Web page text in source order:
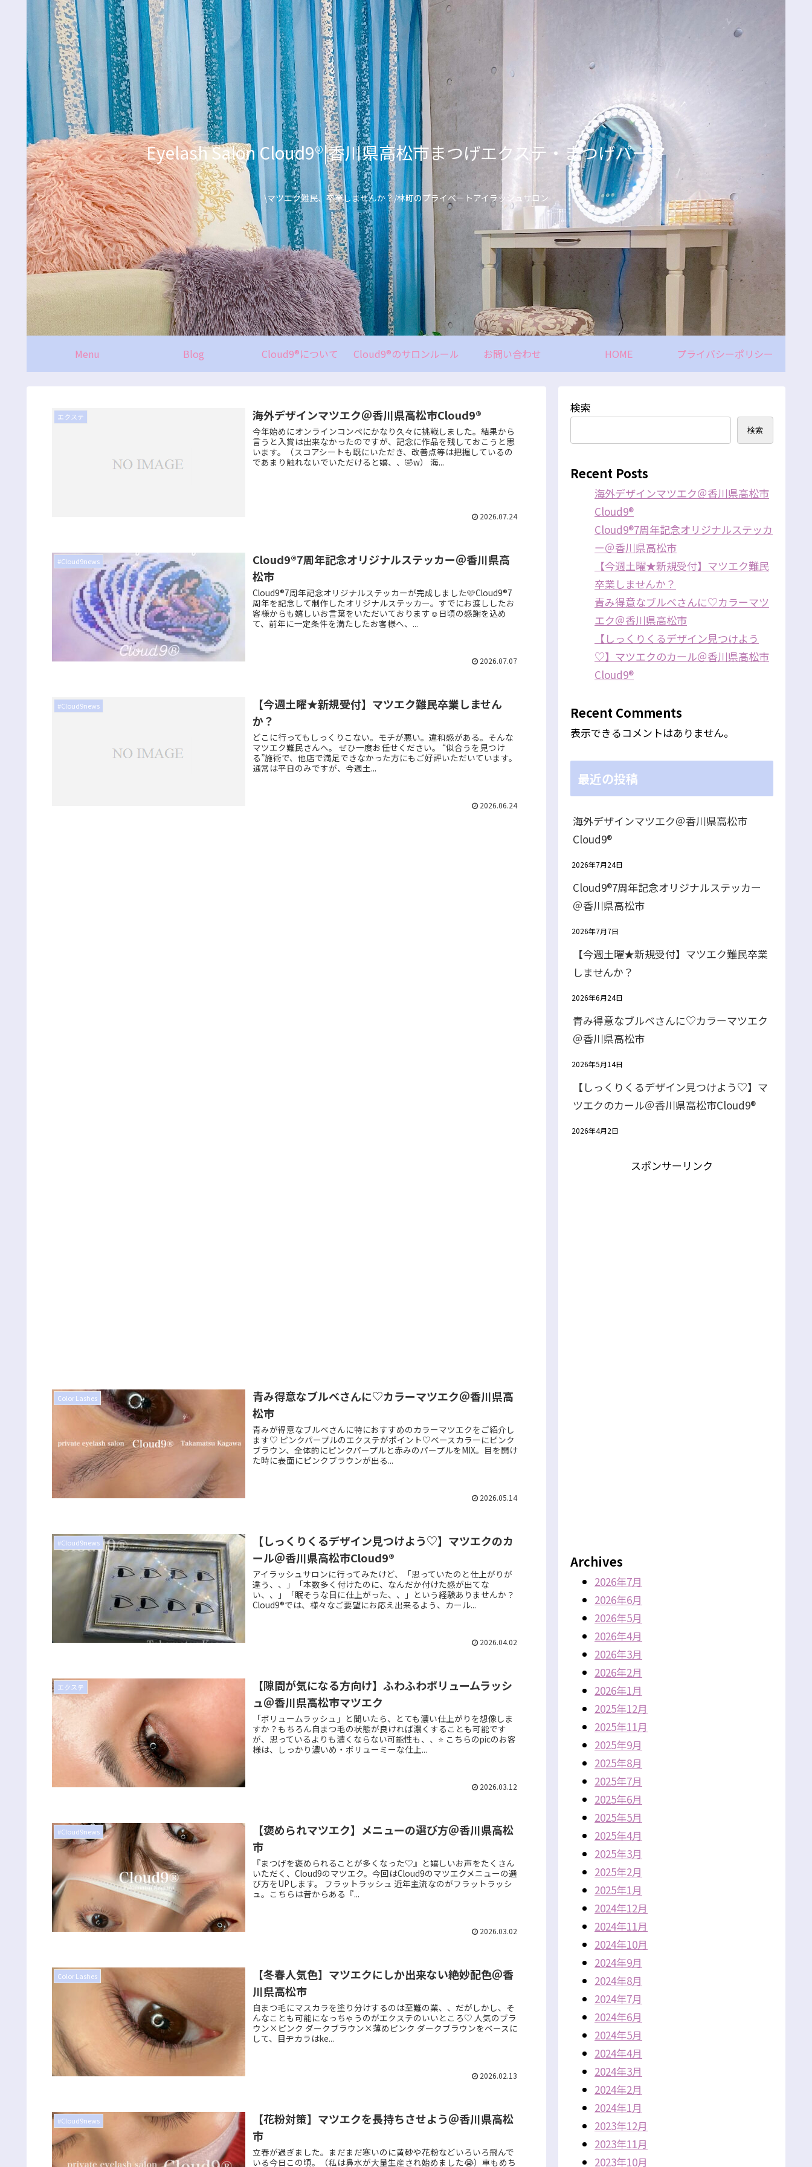
Eyelash Salon Cloud9®︎|香川県高松市まつげエクステ・まつげパーマ
\マツエク難民、卒業しませんか？/林町のプライベートアイラッシュサロン
Menu Blog Cloud9®について Cloud9®のサロンルール お問い合わせ HOME プライバシーポリシー
エクステ 海外デザインマツエク＠香川県高松市Cloud9®
今年始めにオンラインコンペにかなり久々に挑戦しました。結果から
言うと入賞は出来なかったのですが、記念に作品を残しておこうと思
います。（スコアシートも既にいただき、改善点等は把握しているの
であまり触れないでいただけると嬉、、🤣w） 海...
2026.07.24
#Cloud9news
Cloud9®7周年記念オリジナルステッカー＠香川県高
松市
Cloud9®7周年記念オリジナルステッカーが完成しました🩷Cloud9®7
周年を記念して制作したオリジナルステッカー。すでにお渡ししたお
客様からも嬉しいお言葉をいただいております☺️日頃の感謝を込め
て、前年に一定条件を満たしたお客様へ、...
2026.07.07
#Cloud9news
【今週土曜★新規受付】マツエク難民卒業しません
か？
どこに行ってもしっくりこない。モチが悪い。違和感がある。そんな
マツエク難民さんへ。 ぜひ一度お任せください。 “似合うを見つけ
る”施術で、他店で満足できなかった方にもご好評いただいています。
通常は平日のみですが、今週土...
2026.06.24
Color Lashes
青み得意なブルベさんに♡カラーマツエク＠香川県高
松市
青みが得意なブルベさんに特におすすめのカラーマツエクをご紹介し
ます♡ ピンクパープルのエクステがポイント♡ベースカラーにピンク
ブラウン、全体的にピンクパープルと赤みのパープルをMIX。目を開け
た時に表面にピンクブラウンが出る...
2026.05.14
#Cloud9news
【しっくりくるデザイン見つけよう♡】マツエクのカ
ール＠香川県高松市Cloud9®
アイラッシュサロンに行ってみたけど、「思っていたのと仕上がりが
違う、、」「本数多く付けたのに、なんだか付けた感が出てな
い、、」「眠そうな目に仕上がった、、」という経験ありませんか？
Cloud9®では、様々なご要望にお応え出来るよう、カール...
2026.04.02
エクステ
【隙間が気になる方向け】ふわふわボリュームラッシ
ュ＠香川県高松市マツエク
「ボリュームラッシュ」と聞いたら、とても濃い仕上がりを想像しま
すか？もちろん自まつ毛の状態が良ければ濃くすることも可能です
が、思っているよりも濃くならない可能性も、、⭐️ こちらのpicのお客
様は、しっかり濃いめ・ボリューミーな仕上...
2026.03.12
#Cloud9news
【褒められマツエク】メニューの選び方＠香川県高松
市
『まつげを褒められることが多くなった♡』と嬉しいお声をたくさん
いただく、Cloud9のマツエク。今回はCloud9のマツエクメニューの選
び方をUPします。 フラットラッシュ 近年主流なのがフラットラッシ
ュ。こちらは昔からある『...
2026.03.02
Color Lashes
【冬春人気色】マツエクにしか出来ない絶妙配色＠香
川県高松市
自まつ毛にマスカラを塗り分けするのは至難の業、、だがしかし、そ
んなことも可能になっちゃうのがエクステのいいところ♡ 人気のブラ
ウン×ピンク ダークブラウン×薄めピンク ダークブラウンをベースに
して、目ヂカラはke...
2026.02.13
#Cloud9news
【花粉対策】マツエクを長持ちさせよう＠香川県高松
市
立春が過ぎました。まだまだ寒いのに黄砂や花粉などいろいろ飛んで
いる今日この頃。（私は鼻水が大量生産され始めました😭）車もめち
検索
検索
Recent Posts
海外デザインマツエク＠香川県高松市
Cloud9®
Cloud9®7周年記念オリジナルステッカ
ー＠香川県高松市
【今週土曜★新規受付】マツエク難民
卒業しませんか？
青み得意なブルベさんに♡カラーマツ
エク＠香川県高松市
【しっくりくるデザイン見つけよう
♡】マツエクのカール＠香川県高松市
Cloud9®
Recent Comments
表示できるコメントはありません。
最近の投稿
海外デザインマツエク＠香川県高松市
Cloud9®
2026年7月24日
Cloud9®7周年記念オリジナルステッカー
＠香川県高松市
2026年7月7日
【今週土曜★新規受付】マツエク難民卒業
しませんか？
2026年6月24日
青み得意なブルベさんに♡カラーマツエク
＠香川県高松市
2026年5月14日
【しっくりくるデザイン見つけよう♡】マ
ツエクのカール＠香川県高松市Cloud9®
2026年4月2日
スポンサーリンク
Archives
2026年7月
2026年6月
2026年5月
2026年4月
2026年3月
2026年2月
2026年1月
2025年12月
2025年11月
2025年9月
2025年8月
2025年7月
2025年6月
2025年5月
2025年4月
2025年3月
2025年2月
2025年1月
2024年12月
2024年11月
2024年10月
2024年9月
2024年8月
2024年7月
2024年6月
2024年5月
2024年4月
2024年3月
2024年2月
2024年1月
2023年12月
2023年11月
2023年10月